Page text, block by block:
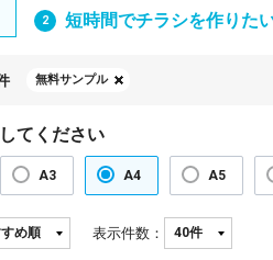
短時間でチラシを作りた
無料サンプル
てください
A3 A4 A5
表示件数：